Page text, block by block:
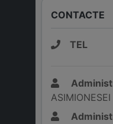
CONTACTE
TEL